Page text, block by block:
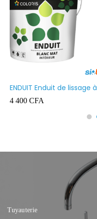
ENDUIT Enduit de lissage à
base d’émulsion en phase
aqueuse 5kg
4 400 CFA
Tuyauterie